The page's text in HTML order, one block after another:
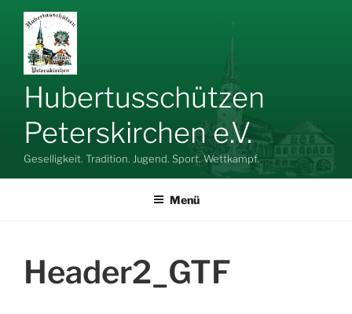
Zum
Inhalt
springen
Hubertusschützen
Peterskirchen e.V.
Geselligkeit. Tradition. Jugend. Sport. Wettkampf.
Menü
Header2_GTF